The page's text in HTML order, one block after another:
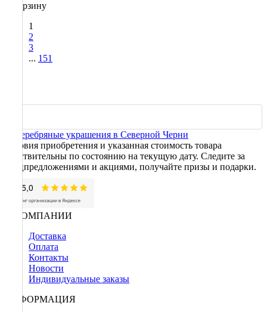
В корзину
1
2
3
... 151
Условия приобретения и указанная стоимость товара
действительны по состоянию на текущую дату. Следите за
спецпредложениями и акциями, получайте призы и подарки.
О КОМПАНИИ
Доставка
Оплата
Контакты
Новости
Индивидуальные заказы
ИНФОРМАЦИЯ